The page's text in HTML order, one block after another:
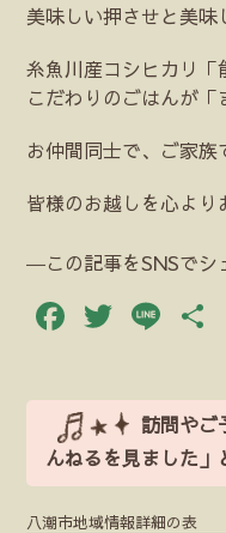
美味しい押させと美味
糸魚川産コシヒカリ
こだわりのごはんが「
お仲間同士で、ご家族
皆様のお越しを心より
―この記事をSNSで
Facebook
Twitter
Line
訪問やご
んねるを見ました
八潮市地域情報詳細の表